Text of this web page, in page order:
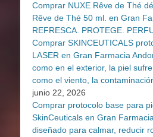
Comprar NUXE Rêve de Thé
Rêve de Thé 50 ml. en Gran
REFRESCA. PROTEGE.
Comprar SKINCEUTICALS
LASER en Gran Farmacia
como en el exterior, la piel
como el viento, la
junio 22, 2026
Comprar protocolo base para
SkinCeuticals en Gran
diseñado para calmar, reducir